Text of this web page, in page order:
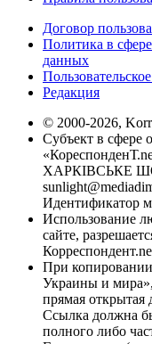
Договор
Политика в
данных
Редакция
© 2000-2026,
Субъект в сфере
ХАРКІВСЬКЕ
Идентификатор
Использование
сайте,
При
Украины и мира»,
прямая открытая
Ссылка должна
полного либо